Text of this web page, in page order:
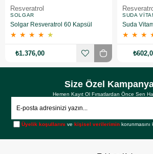
Resveratrol
SOLGAR
Solgar Resveratrol 60 Kapsül
★ ★ ★ ★ ★
₺1.376,00
SUDA
★ ★ ★
Size Özel
Hemen Kayıt Ol Fırsatlardan Önce Sen
Üyelik koşullarını vekişisel verilerimin korunmasını